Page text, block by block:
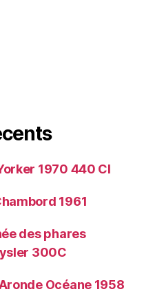
1970 440 CI
1961
des phares
300C
Océane 1958